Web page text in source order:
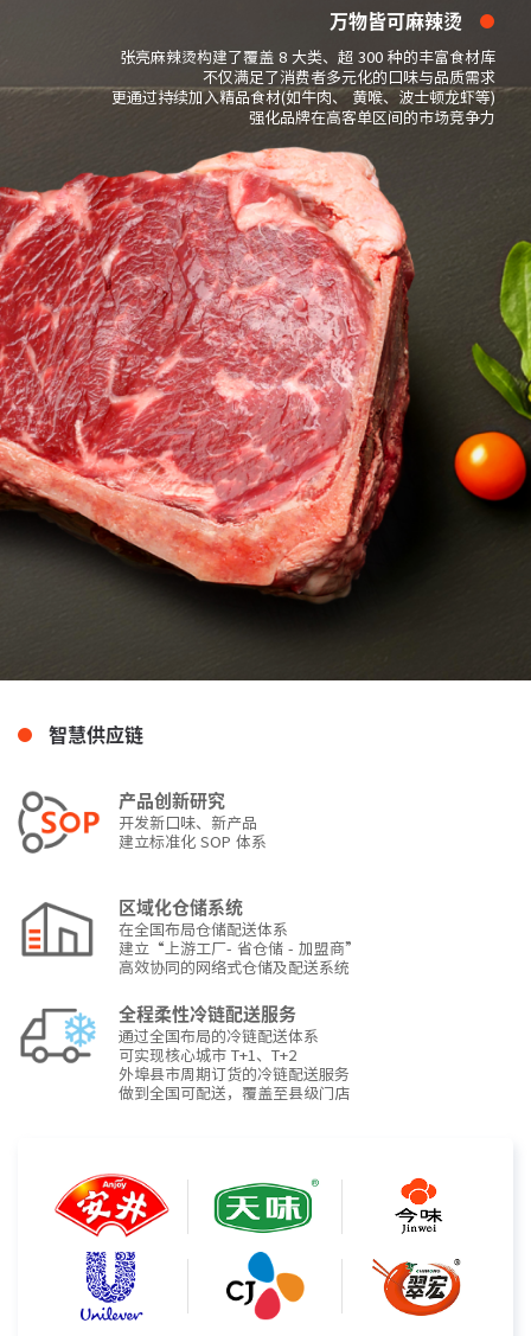
万物皆可麻辣烫
张亮麻辣烫构建了覆盖 8 大类、超 300 种的丰富食材库
不仅满足了消费者多元化的口味与品质需求
更通过持续加入精品食材(如牛肉、 黄喉、波士顿龙虾等)
强化品牌在高客单区间的市场竞争力
智慧供应链
产品创新研究
开发新口味、新产品
建立标准化 SOP 体系
区域化仓储系统
在全国布局仓储配送体系
建立“上游工厂- 省仓储 - 加盟商”
高效协同的网络式仓储及配送系统
全程柔性冷链配送服务
通过全国布局的冷链配送体系
可实现核心城市 T+1、T+2
外埠县市周期订货的冷链配送服务
做到全国可配送，覆盖至县级门店